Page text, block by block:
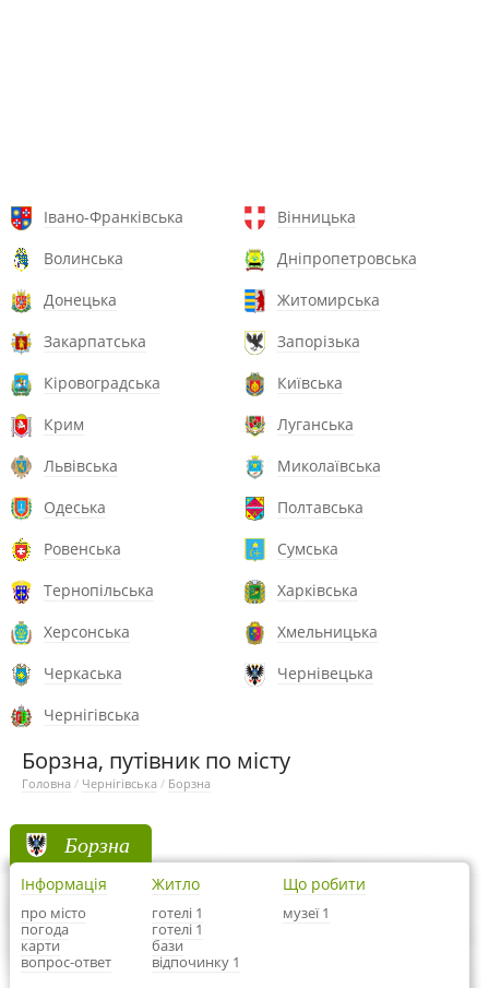
Івано-Франківська
Вінницька
Волинська
Дніпропетровська
Донецька
Житомирська
Закарпатська
Запорізька
Кіровоградська
Київська
Крим
Луганська
Львівська
Миколаївська
Одеська
Полтавська
Ровенська
Сумська
Тернопільська
Харківська
Херсонська
Хмельницька
Черкаська
Чернівецька
Чернігівська
Борзна, путівник по місту
Головна / Чернігівська / Борзна
Борзна
Інформація
про місто
погода
карти
вопрос-ответ
Житло
готелі 1
готелі 1
бази
відпочинку 1
Що робити
музеї 1